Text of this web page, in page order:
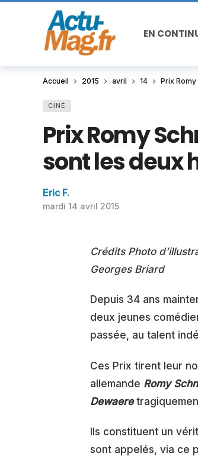
EN
Accueil 2015 avril 14 Prix
CINÉ
Prix Romy
sont les deux
Eric F.
mardi 14 avril 2015
Crédits Photo
Georges Briard
Depuis 34 ans
deux jeunes
passée, au talent
Ces Prix tirent leur
allemande Romy
Dewaere
Ils constituent un
sont appelés, via ce